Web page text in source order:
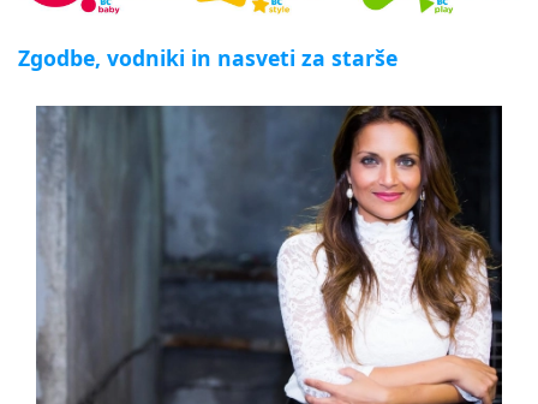
Zgodbe, vodniki in nasveti za starše